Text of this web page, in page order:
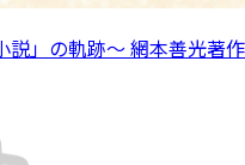
」の軌跡〜 網本善光著